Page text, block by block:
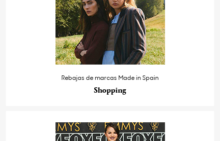
Rebajas de marcas Made in Spain
Shopping